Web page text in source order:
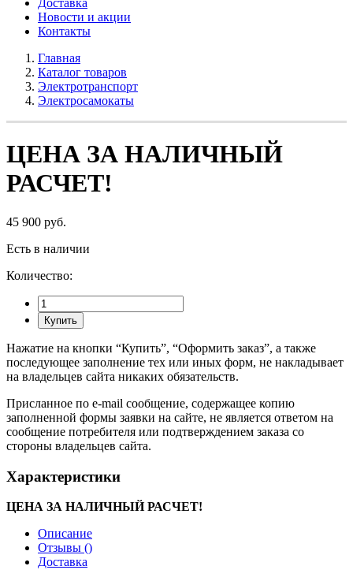
Доставка
Новости и акции
Контакты
Главная
Каталог товаров
Электротранспорт
Электросамокаты
ЦЕНА ЗА НАЛИЧНЫЙ
РАСЧЕТ!
45 900 руб.
Есть в наличии
Количество:
Купить
Нажатие на кнопки “Купить”, “Оформить заказ”, а также
последующее заполнение тех или иных форм, не накладывает
на владельцев сайта никаких обязательств.
Присланное по e-mail сообщение, содержащее копию
заполненной формы заявки на сайте, не является ответом на
сообщение потребителя или подтверждением заказа со
стороны владельцев сайта.
Характеристики
ЦЕНА ЗА НАЛИЧНЫЙ РАСЧЕТ!
Описание
Отзывы ()
Доставка